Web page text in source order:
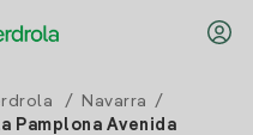
/ Navarra
/
Pamplona Avenida